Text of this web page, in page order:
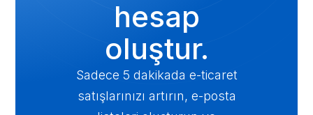
hesap
oluştur.
Sadece 5 dakikada e-ticaret
satışlarınızı artırın, e-posta